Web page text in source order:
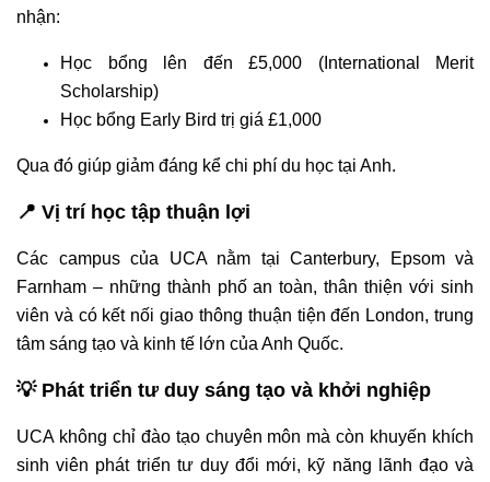
nhận:
Học bổng lên đến £5,000 (International Merit
Scholarship)
Học bổng Early Bird trị giá £1,000
Qua đó giúp giảm đáng kể chi phí du học tại Anh.
📍 Vị trí học tập thuận lợi
Các campus của UCA nằm tại Canterbury, Epsom và
Farnham – những thành phố an toàn, thân thiện với sinh
viên và có kết nối giao thông thuận tiện đến London, trung
tâm sáng tạo và kinh tế lớn của Anh Quốc.
💡 Phát triển tư duy sáng tạo và khởi nghiệp
UCA không chỉ đào tạo chuyên môn mà còn khuyến khích
sinh viên phát triển tư duy đổi mới, kỹ năng lãnh đạo và